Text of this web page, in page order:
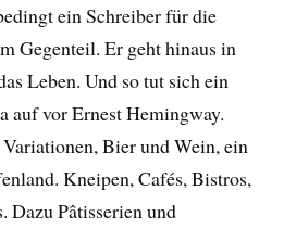
ein Schreiber für die
Gegenteil. Er geht hinaus in
Leben. Und so tut sich ein
auf vor Ernest Hemingway.
Bier und Wein, ein
Kneipen, Cafés, Bistros,
Dazu Pâtisserien und